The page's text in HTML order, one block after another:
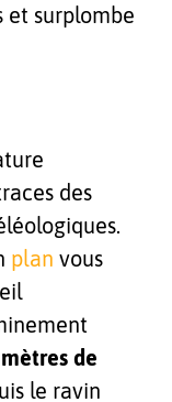
et surplombe
des
plan vous
de
le ravin